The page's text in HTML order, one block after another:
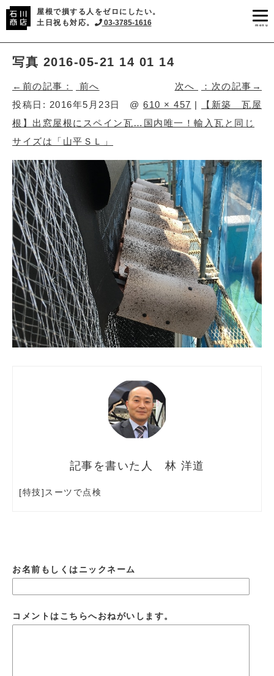
屋根で損する人をゼロにしたい。
土日祝も対応。
03-3785-1616 menu
写真 2016-05-21 14 01 14
前へ
次へ
投稿日: 2016年5月23日 @ 610 × 457 |
【新築 瓦屋
根】出窓屋根にスペイン瓦…国内唯一！輸入瓦と同じ
サイズは「山平ＳＬ」
林 洋道
[特技]スーツで点検
お名前もしくはニックネーム
コメントはこちらへおねがいします。